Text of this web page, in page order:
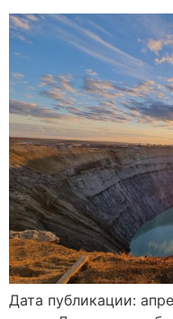
Дата публикации: